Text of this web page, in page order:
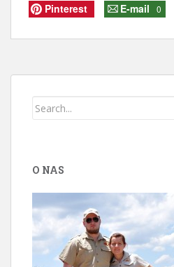
Pinterest E-mail 0
O NAS